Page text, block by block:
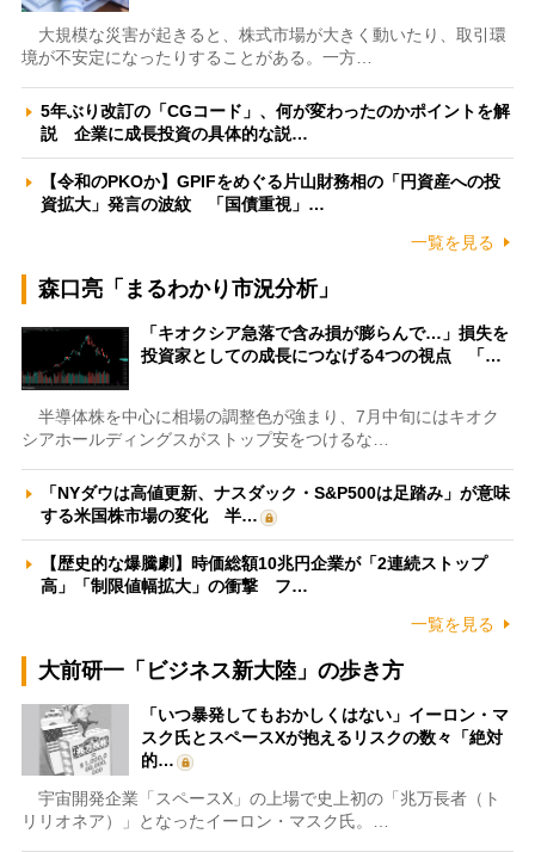
大規模な災害が起きると、株式市場が大きく動いたり、取引環
境が不安定になったりすることがある。一方…
5年ぶり改訂の「CGコード」、何が変わったのかポイントを解
説 企業に成長投資の具体的な説…
【令和のPKOか】GPIFをめぐる片山財務相の「円資産への投
資拡大」発言の波紋 「国債重視」…
一覧を見る
森口亮「まるわかり市況分析」
「キオクシア急落で含み損が膨らんで…」損失を
投資家としての成長につなげる4つの視点 「…
半導体株を中心に相場の調整色が強まり、7月中旬にはキオク
シアホールディングスがストップ安をつけるな…
「NYダウは高値更新、ナスダック・S&P500は足踏み」が意味
する米国株市場の変化 半…
【歴史的な爆騰劇】時価総額10兆円企業が「2連続ストップ
高」「制限値幅拡大」の衝撃 フ…
一覧を見る
大前研一「ビジネス新大陸」の歩き方
「いつ暴発してもおかしくはない」イーロン・マ
スク氏とスペースXが抱えるリスクの数々「絶対
的…
宇宙開発企業「スペースX」の上場で史上初の「兆万長者（ト
リリオネア）」となったイーロン・マスク氏。…